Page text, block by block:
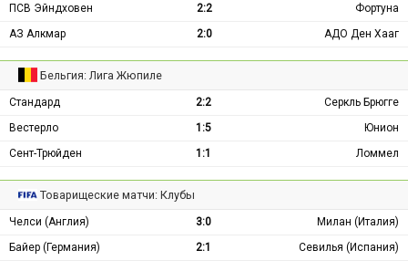
ПСВ Эйндховен
2:2
Фортуна
АЗ Алкмар
2:0 АДО Ден Хааг
Бельгия: Лига Жюпиле
Стандард 2:2
Серкль Брюгге
Вестерло
1:5
Юнион
Сент-Трюйден
1:1 Ломмел
Товарищеские матчи: Клубы
Челси (Англия) 3:0
Милан (Италия)
Байер (Германия)
2:1 Севилья (Испания)